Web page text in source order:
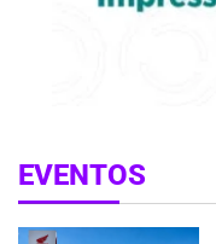
EVENTOS